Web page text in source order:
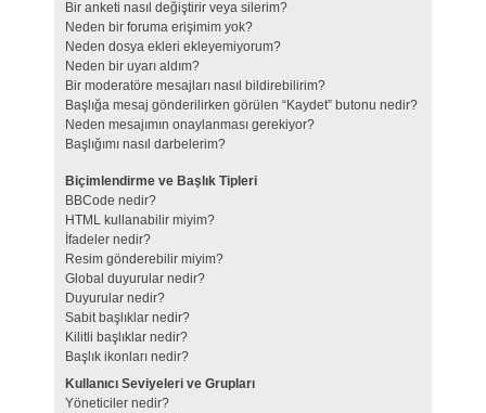
Bir anketi nasıl değiştirir veya silerim?
Neden bir foruma erişimim yok?
Neden dosya ekleri ekleyemiyorum?
Neden bir uyarı aldım?
Bir moderatöre mesajları nasıl bildirebilirim?
Başlığa mesaj gönderilirken görülen “Kaydet” butonu nedir?
Neden mesajımın onaylanması gerekiyor?
Başlığımı nasıl darbelerim?
Biçimlendirme ve Başlık Tipleri
BBCode nedir?
HTML kullanabilir miyim?
İfadeler nedir?
Resim gönderebilir miyim?
Global duyurular nedir?
Duyurular nedir?
Sabit başlıklar nedir?
Kilitli başlıklar nedir?
Başlık ikonları nedir?
Kullanıcı Seviyeleri ve Grupları
Yöneticiler nedir?